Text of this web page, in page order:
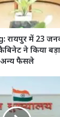
में 23
कैबिनेट ने किया
अन्य फैसले